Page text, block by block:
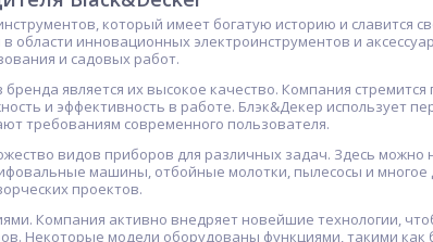
который имеет богатую историю и славится
области инновационных электроинструментов и
и садовых работ.
является их высокое качество. Компания
и эффективность в работе. Блэк&Декер использует
требованиям современного пользователя.
видов приборов для различных задач. Здесь можно
машины, отбойные молотки, пылесосы и многое
проектов.
Компания активно внедряет новейшие технологии,
Некоторые модели оборудованы функциями, такими